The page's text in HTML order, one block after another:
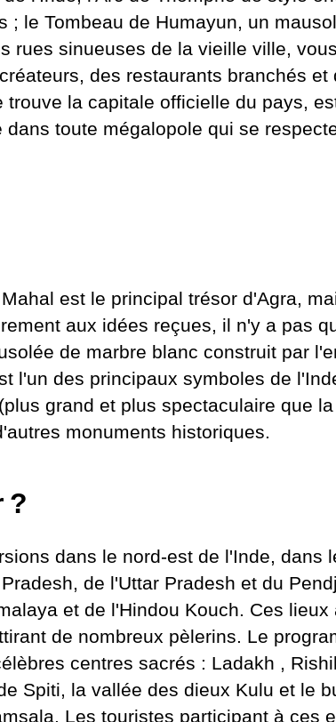
; le Tombeau de Humayun, un
rues sinueuses de la vieille ville,
des restaurants branchés et
la capitale officielle du pays,
toute mégalopole qui se
est le principal trésor d'Agra,
aux idées reçues, il n'y a pas
de marbre blanc construit par
l'un des principaux symboles de
grand et plus spectaculaire que
monuments historiques.
?
dans le nord-est de l'Inde, dans
de l'Uttar Pradesh et du
et de l'Hindou Kouch. Ces lieux
de nombreux pèlerins. Le
centres sacrés : Ladakh ,
Spiti, la vallée des dieux Kulu et le
Les touristes participant à ces